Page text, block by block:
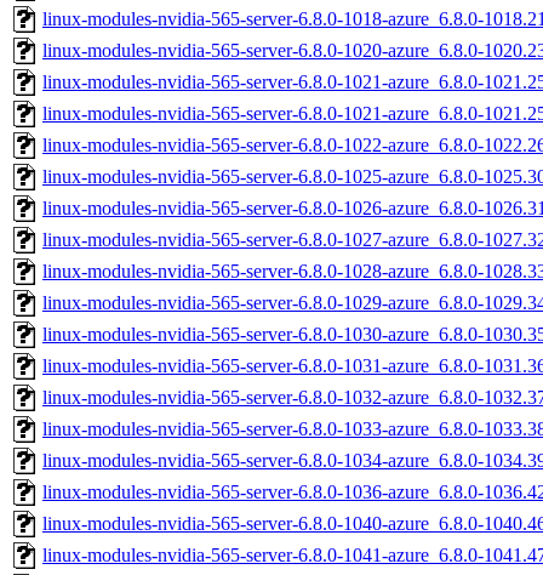
linux-modules-nvidia-565-server-6.8.0-1018-azure_6.8.0-
linux-modules-nvidia-565-server-6.8.0-1020-azure_6.8.0-
linux-modules-nvidia-565-server-6.8.0-1021-azure_6.8.0-
linux-modules-nvidia-565-server-6.8.0-1021-azure_6.8.0-
linux-modules-nvidia-565-server-6.8.0-1022-azure_6.8.0-
linux-modules-nvidia-565-server-6.8.0-1025-azure_6.8.0-
linux-modules-nvidia-565-server-6.8.0-1026-azure_6.8.0-
linux-modules-nvidia-565-server-6.8.0-1027-azure_6.8.0-
linux-modules-nvidia-565-server-6.8.0-1028-azure_6.8.0-
linux-modules-nvidia-565-server-6.8.0-1029-azure_6.8.0-
linux-modules-nvidia-565-server-6.8.0-1030-azure_6.8.0-
linux-modules-nvidia-565-server-6.8.0-1031-azure_6.8.0-
linux-modules-nvidia-565-server-6.8.0-1032-azure_6.8.0-
linux-modules-nvidia-565-server-6.8.0-1033-azure_6.8.0-
linux-modules-nvidia-565-server-6.8.0-1034-azure_6.8.0-
linux-modules-nvidia-565-server-6.8.0-1036-azure_6.8.0-
linux-modules-nvidia-565-server-6.8.0-1040-azure_6.8.0-
linux-modules-nvidia-565-server-6.8.0-1041-azure_6.8.0-